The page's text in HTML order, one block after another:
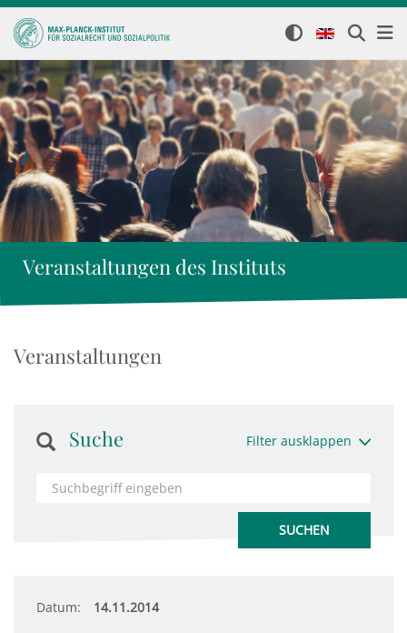
Veranstaltungen des Instituts
Veranstaltungen
Suche Filter ausklappen
Datum: 14.11.2014